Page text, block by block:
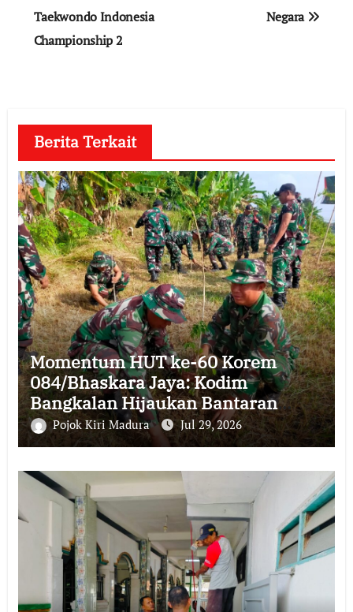
Taekwondo Indonesia
Championship 2
Negara
Berita Terkait
Momentum HUT ke-60 Korem
084/Bhaskara Jaya: Kodim
Bangkalan Hijaukan Bantaran
Sungai Bancaran
Pojok Kiri Madura Jul 29, 2026